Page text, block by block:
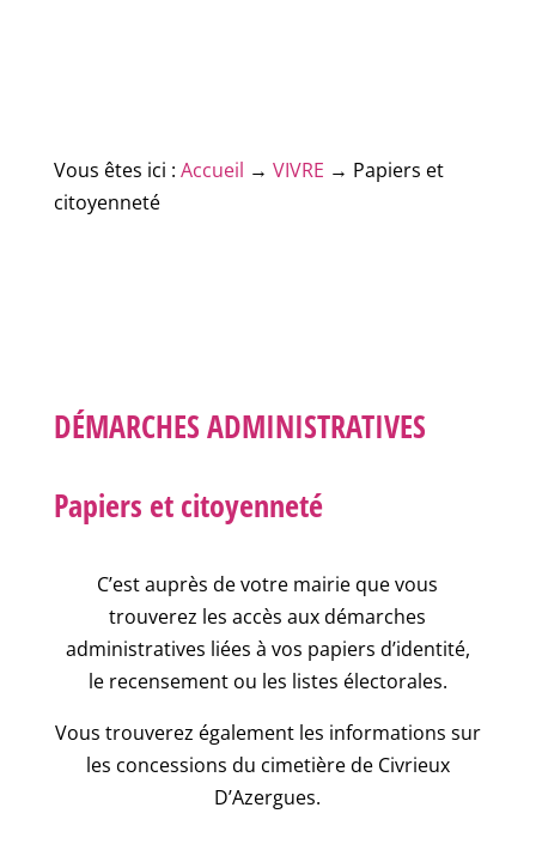
Vous êtes ici : Accueil → VIVRE → Papiers et
citoyenneté
DÉMARCHES ADMINISTRATIVES
Papiers et citoyenneté
C’est auprès de votre mairie que vous
trouverez les accès aux démarches
administratives liées à vos papiers d’identité,
le recensement ou les listes électorales.
Vous trouverez également les informations sur
les concessions du cimetière de Civrieux
D’Azergues.